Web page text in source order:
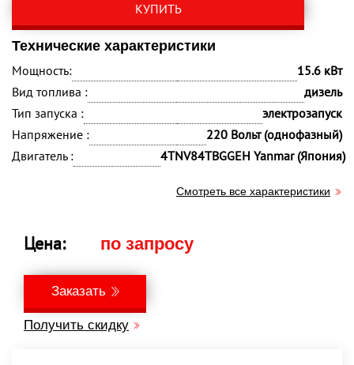
КУПИТЬ
Технические характеристики
Мощность:
15.6 кВт
Вид топлива :
дизель
Тип запуска :
электрозапуск
Напряжение :
220 Вольт (однофазный)
Двигатель :
4TNV84TBGGEH Yanmar (Япония)
Смотреть все характеристики
Цена: по запросу
Заказать
Получить скидку